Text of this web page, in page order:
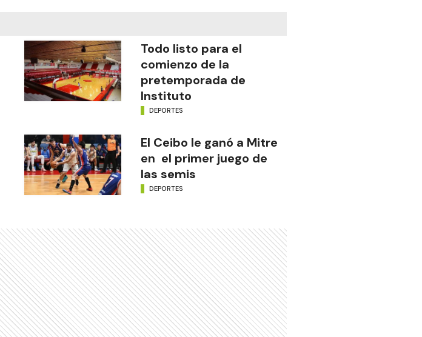
Todo listo para el
comienzo de la
pretemporada de
Instituto
DEPORTES
El Ceibo le ganó a Mitre
en el primer juego de
las semis
DEPORTES